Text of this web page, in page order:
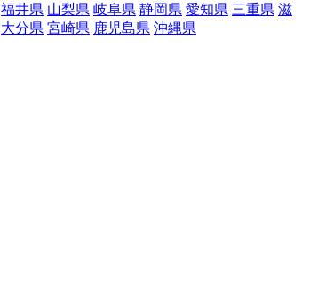
福井県 山梨県 岐阜県 静岡県 愛知県 三重県 滋
大分県 宮崎県 鹿児島県 沖縄県